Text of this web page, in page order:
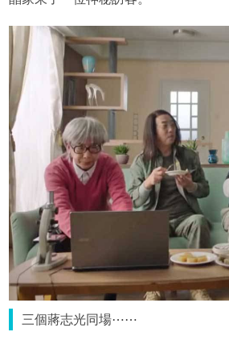
三個蔣志光同場⋯⋯